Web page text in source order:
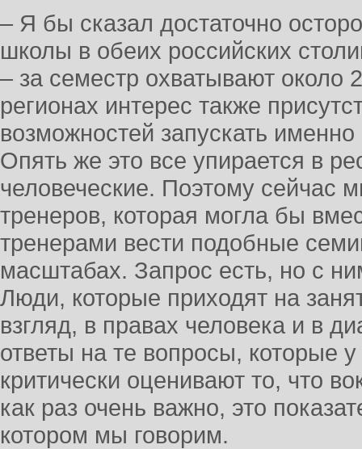
– Я бы сказал достаточно
школы в обеих российских
– за семестр охватывают около
регионах интерес также
возможностей запускать
Опять же это все упирается в
человеческие. Поэтому сейчас
тренеров, которая могла бы
тренерами вести подобные
масштабах. Запрос есть, но с
Люди, которые приходят на
взгляд, в правах человека и в
ответы на те вопросы, которые
критически оценивают то, что
как раз очень важно, это
котором мы говорим.